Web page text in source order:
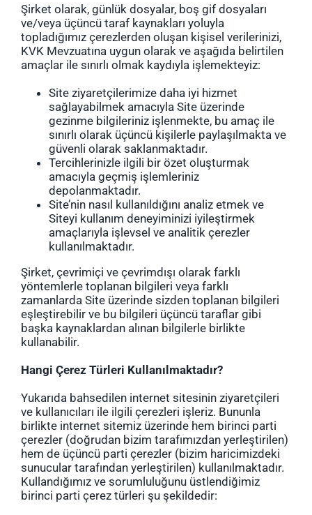
Şirket olarak, günlük dosyalar, boş gif dosyaları
ve/veya üçüncü taraf kaynakları yoluyla
topladığımız çerezlerden oluşan kişisel verilerinizi,
KVK Mevzuatına uygun olarak ve aşağıda belirtilen
amaçlar ile sınırlı olmak kaydıyla işlemekteyiz:
Site ziyaretçilerimize daha iyi hizmet
sağlayabilmek amacıyla Site üzerinde
gezinme bilgileriniz işlenmekte, bu amaç ile
sınırlı olarak üçüncü kişilerle paylaşılmakta ve
güvenli olarak saklanmaktadır.
Tercihlerinizle ilgili bir özet oluşturmak
amacıyla geçmiş işlemleriniz
depolanmaktadır.
Site’nin nasıl kullanıldığını analiz etmek ve
Siteyi kullanım deneyiminizi iyileştirmek
amaçlarıyla işlevsel ve analitik çerezler
kullanılmaktadır.
Şirket, çevrimiçi ve çevrimdışı olarak farklı
yöntemlerle toplanan bilgileri veya farklı
zamanlarda Site üzerinde sizden toplanan bilgileri
eşleştirebilir ve bu bilgileri üçüncü taraflar gibi
başka kaynaklardan alınan bilgilerle birlikte
kullanabilir.
Hangi Çerez Türleri Kullanılmaktadır?
Yukarıda bahsedilen internet sitesinin ziyaretçileri
ve kullanıcıları ile ilgili çerezleri işleriz. Bununla
birlikte internet sitemiz üzerinde hem birinci parti
çerezler (doğrudan bizim tarafımızdan yerleştirilen)
hem de üçüncü parti çerezler (bizim haricimizdeki
sunucular tarafından yerleştirilen) kullanılmaktadır.
Kullandığımız ve sorumluluğunu üstlendiğimiz
birinci parti çerez türleri şu şekildedir: